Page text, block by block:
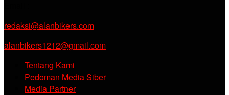
redaksi@alanbikers.com
alanbikers1212@gmail.com
Tentang Kami
Pedoman Media Siber
Media Partner